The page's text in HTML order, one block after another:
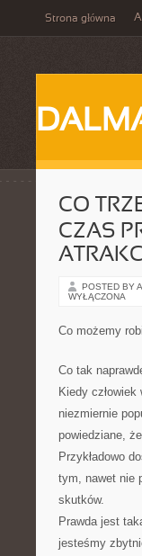
Strona główna
CO
CZAS
POSTED BY
WYŁĄCZONA
Co możemy
Co tak
Kiedy
niezmiernie
powiedziane,
Przykładowo
tym, nawet nie
skutków.
Prawda jest
jesteśmy